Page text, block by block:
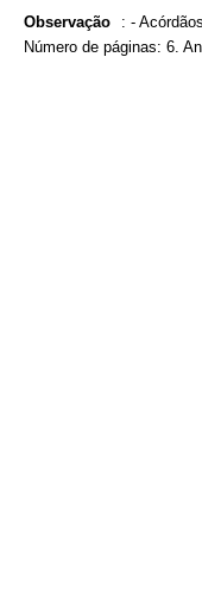
Observação : -
Número de páginas: 6.